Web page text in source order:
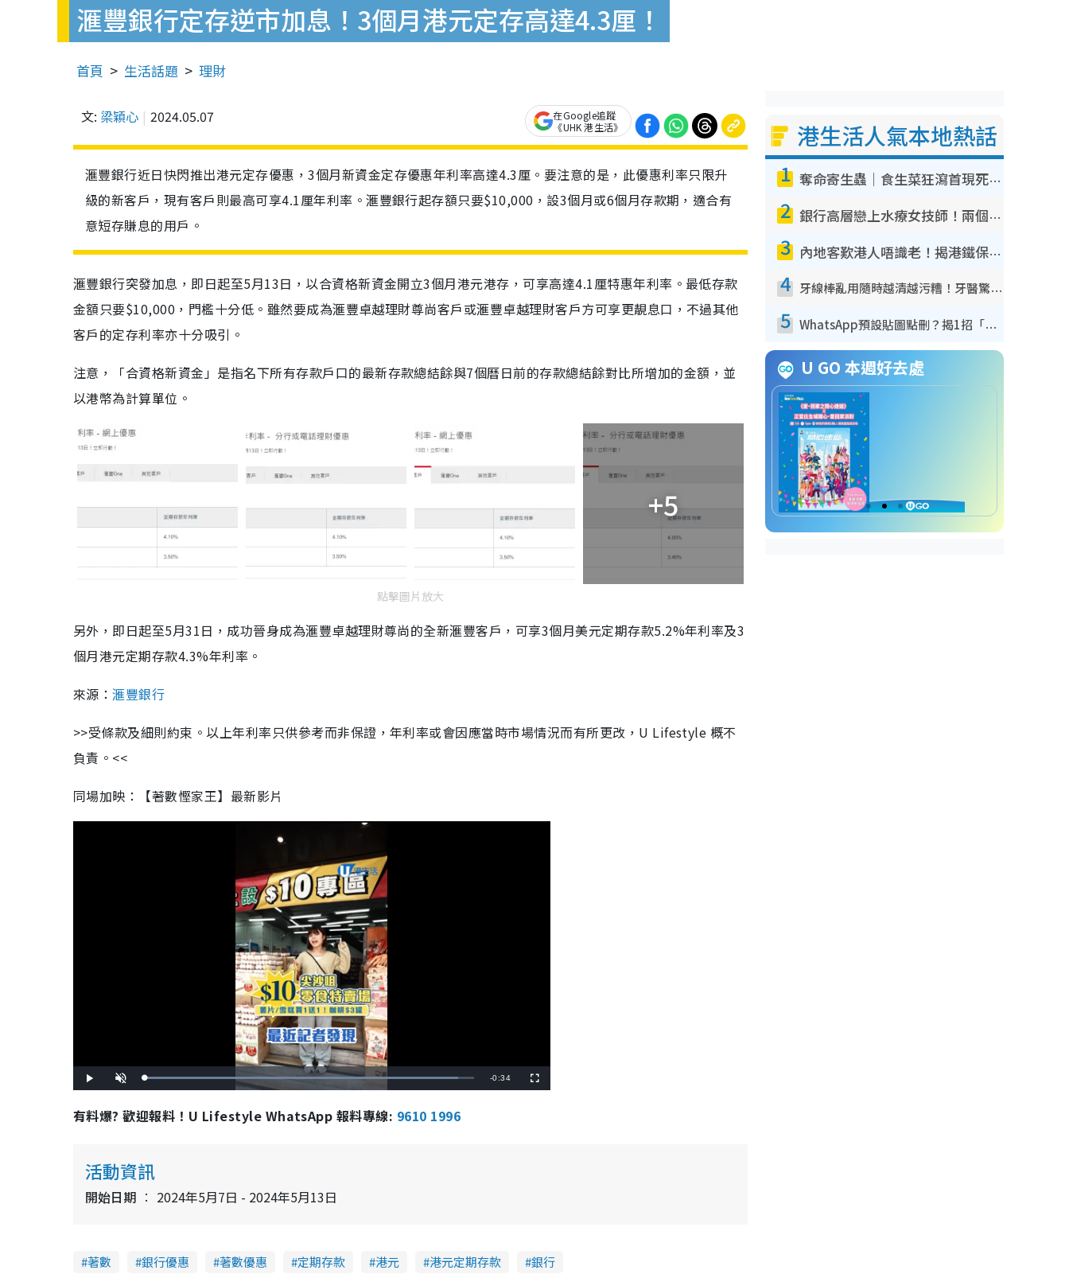
滙豐銀行定存逆市加息！3個月港元定存高達4.3厘！
首頁 生活話題 理財
文: 梁穎心 2024.05.07
在Google追蹤
《UHK 港生活》
滙豐銀行近日快閃推出港元定存優惠，3個月新資金定存優惠年利率高達4.3厘。要注意的是，此優惠利率只限升
級的新客戶，現有客戶則最高可享4.1厘年利率。滙豐銀行起存額只要$10,000，設3個月或6個月存款期，適合有
意短存賺息的用戶。
滙豐銀行突發加息，即日起至5月13日，以合資格新資金開立3個月港元港存，可享高達4.1厘特惠年利率。最低存款
金額只要$10,000，門檻十分低。雖然要成為滙豐卓越理財尊尚客戶或滙豐卓越理財客戶方可享更靚息口，不過其他
客戶的定存利率亦十分吸引。
注意，「合資格新資金」是指名下所有存款戶口的最新存款總結餘與7個曆日前的存款總結餘對比所增加的金額，並
以港幣為計算單位。
+5
點擊圖片放大
另外，即日起至5月31日，成功晉身成為滙豐卓越理財尊尚的全新滙豐客戶，可享3個月美元定期存款5.2%年利率及3
個月港元定期存款4.3%年利率。
來源：滙豐銀行
>>受條款及細則約束。以上年利率只供參考而非保證，年利率或會因應當時市場情況而有所更改，U Lifestyle 概不
負責。<<
同場加映：【著數慳家王】最新影片
l
n
t
e
L
d
R
g
-0:34
u
有料爆? 歡迎報料！U Lifestyle WhatsApp 報料專線: 9610 1996
活動資訊
開始日期 2024年5月7日 - 2024年5月13日
著數 銀行優惠 著數優惠 定期存款 港元 港元定期存款 銀行
港生活人氣本地熱話
1 奪命寄生蟲｜食生菜狂瀉首現死者！疫潮惡化錄1.8萬宗病例 揭洗菜3大謬誤
2 銀行高層戀上水療女技師！兩個月借128萬驚覺「沉船」沉落火海 揭背後疑似邪教操控賣淫
3 內地客歎港人唔識老！揭港鐵保鮮級冷氣 港人求放過：咪投訴
4 牙線棒亂用隨時越清越污糟！牙醫驚揭盲目過戶細菌恐致蛀牙：呢種先係日常真保養
5 WhatsApp預設貼圖點刪？揭1招「反向操作」還原簡潔介面 附3步實測教學
U GO 本週好去處